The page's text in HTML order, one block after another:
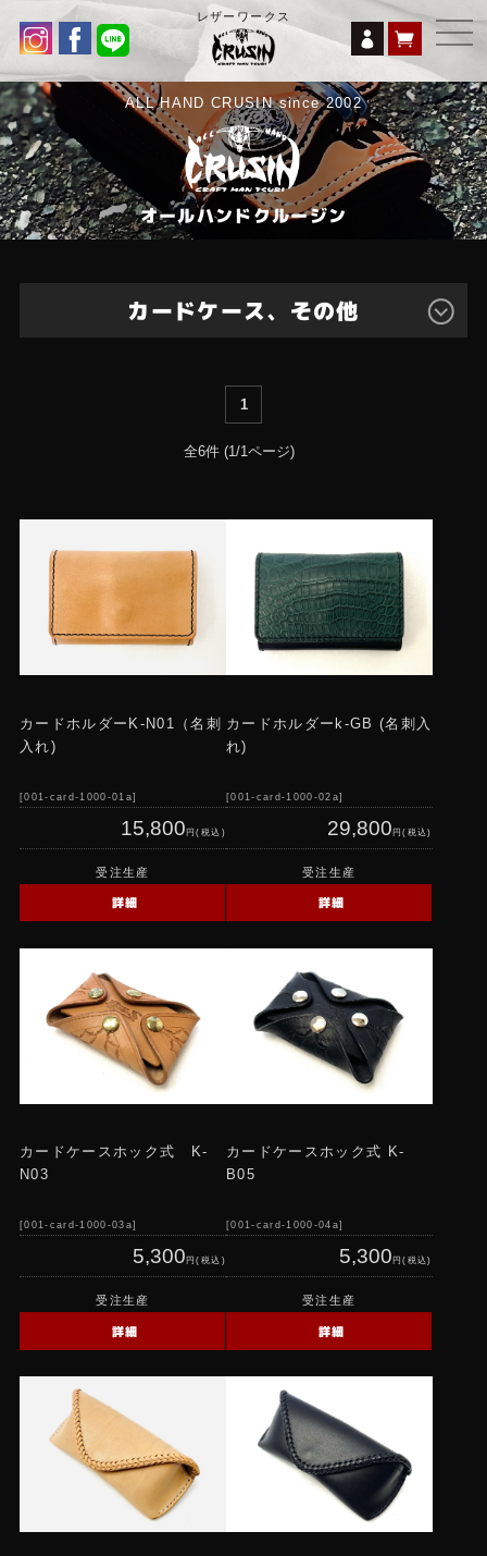
レザーワークス
ALL HAND CRUSIN since 2002
オールハンドクルージン
カードケース、その他
ラウンドミドルショート
バッグ
ミニウォレット
カードケース、その他
トートバッグ
オプション
スカルシリーズ
カスタムフルオーダー
ストックレザーグッズ
コインケース
キーホルダー・レザーロープ
ウォレットホルダー・ベルト
1
全6件 (1/1ページ)
カードホルダーK-N01（名刺
入れ)
001-card-1000-01a
15,800円(税込)
受注生産
詳細
カードホルダーk-GB (名刺入
れ)
001-card-1000-02a
29,800円(税込)
受注生産
詳細
カードケースホック式 K-
N03
001-card-1000-03a
5,300円(税込)
受注生産
詳細
カードケースホック式 K-
B05
001-card-1000-04a
5,300円(税込)
受注生産
詳細